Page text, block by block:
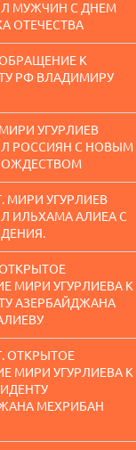
МУЖЧИН С ДНЕМ
ОТЕЧЕСТВА
ОБРАЩЕНИЕ К
РФ ВЛАДИМИРУ
МИРИ УГУРЛИЕВ
РОССИЯН С НОВЫМ
МИРИ УГУРЛИЕВ
ИЛЬХАМА АЛИЕА С
ОТКРЫТОЕ
МИРИ УГУРЛИЕВА К
АЗЕРБАЙДЖАНА
ОТКРЫТОЕ
МИРИ УГУРЛИЕВА К
МЕХРИБАН